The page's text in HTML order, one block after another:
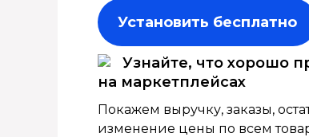
Установить бесплатно
Узнайте, что хорошо
на маркетплейсах
Покажем выручку, заказы,
изменение цены по всем